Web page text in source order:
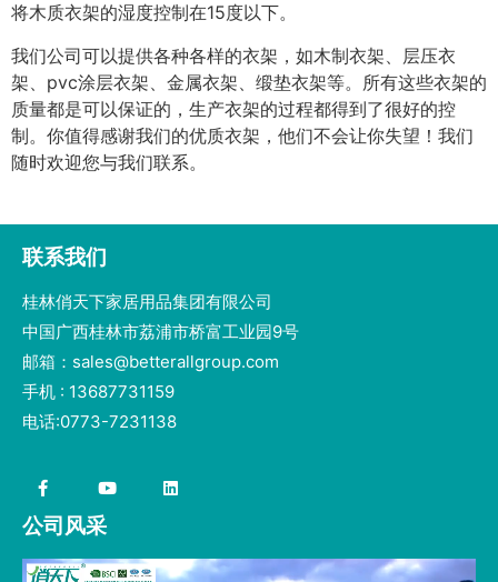
将木质衣架的湿度控制在15度以下。
我们公司可以提供各种各样的衣架，如木制衣架、层压衣
架、pvc涂层衣架、金属衣架、缎垫衣架等。所有这些衣架的
质量都是可以保证的，生产衣架的过程都得到了很好的控
制。你值得感谢我们的优质衣架，他们不会让你失望！我们
随时欢迎您与我们联系。
联系我们
桂林俏天下家居用品集团有限公司
中国广西桂林市荔浦市桥富工业园9号
邮箱：sales@betterallgroup.com
手机 : 13687731159
电话:0773-7231138
公司风采